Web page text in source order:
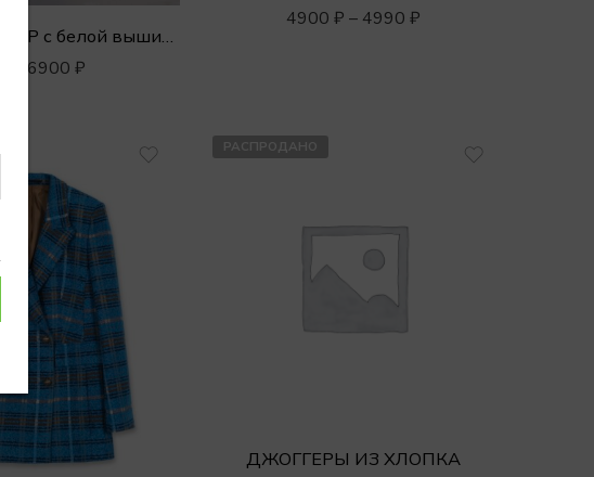
Свитшот поло RSP с белой вышивкой
6900 ₽
4900 ₽ – 4990 ₽
РАСПРОДАНО
ДЖОГГЕРЫ ИЗ ХЛОПКА